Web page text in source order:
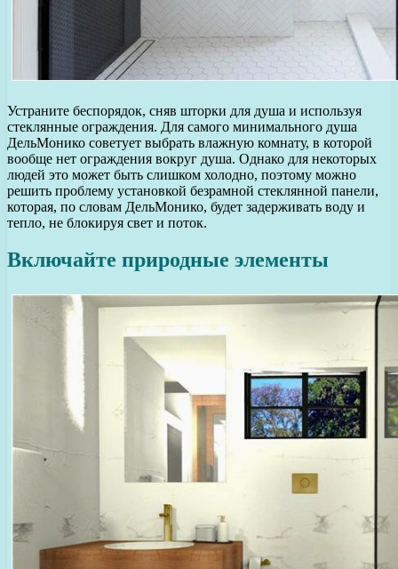
Устраните беспорядок, сняв шторки для душа и используя
стеклянные ограждения. Для самого минимального душа
ДельМонико советует выбрать влажную комнату, в которой
вообще нет ограждения вокруг душа. Однако для некоторых
людей это может быть слишком холодно, поэтому можно
решить проблему установкой безрамной стеклянной панели,
которая, по словам ДельМонико, будет задерживать воду и
тепло, не блокируя свет и поток.
Включайте природные элементы